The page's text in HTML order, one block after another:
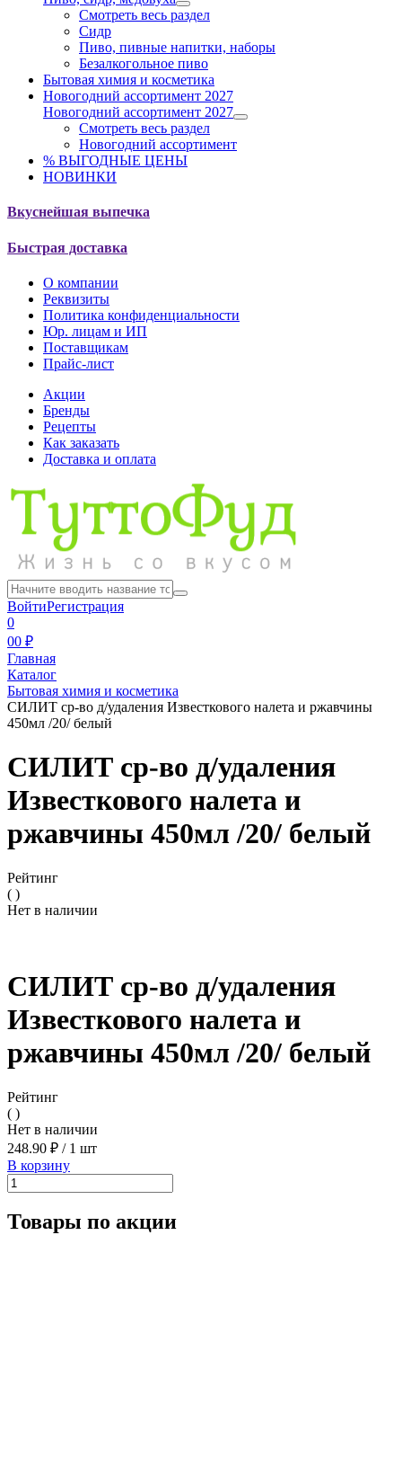
Смотреть весь раздел
Сидр
Пиво, пивные напитки, наборы
Безалкогольное пиво
Бытовая химия и косметика
Новогодний ассортимент 2027
Новогодний ассортимент 2027
Смотреть весь раздел
Новогодний ассортимент
% ВЫГОДНЫЕ ЦЕНЫ
НОВИНКИ
Вкуснейшая выпечка
Быстрая доставка
О компании
Реквизиты
Политика конфиденциальности
Юр. лицам и ИП
Поставщикам
Прайс-лист
Акции
Бренды
Рецепты
Как заказать
Доставка и оплата
ВойтиРегистрация
0
00 ₽
Главная
Каталог
Бытовая химия и косметика
СИЛИТ ср-во д/удаления Известкового налета и ржавчины
450мл /20/ белый
СИЛИТ ср-во д/удаления
Известкового налета и
ржавчины 450мл /20/ белый
Рейтинг
( )
Нет в наличии
СИЛИТ ср-во д/удаления
Известкового налета и
ржавчины 450мл /20/ белый
Рейтинг
( )
Нет в наличии
248.90 ₽ /1 шт
В корзину
Товары по акции